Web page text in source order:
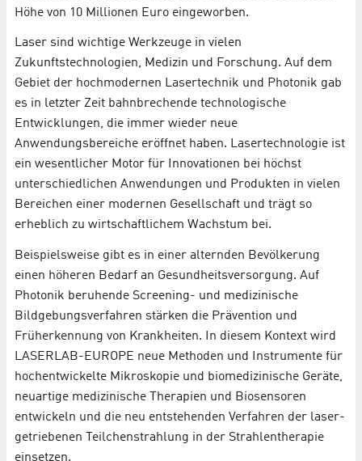
Höhe von 10 Millionen Euro eingeworben.
Laser sind wichtige Werkzeuge in vielen
Zukunftstechnologien, Medizin und Forschung. Auf dem
Gebiet der hochmodernen Lasertechnik und Photonik gab
es in letzter Zeit bahnbrechende technologische
Entwicklungen, die immer wieder neue
Anwendungsbereiche eröffnet haben. Lasertechnologie ist
ein wesentlicher Motor für Innovationen bei höchst
unterschiedlichen Anwendungen und Produkten in vielen
Bereichen einer modernen Gesellschaft und trägt so
erheblich zu wirtschaftlichem Wachstum bei.
Beispielsweise gibt es in einer alternden Bevölkerung
einen höheren Bedarf an Gesundheitsversorgung. Auf
Photonik beruhende Screening- und medizinische
Bildgebungsverfahren stärken die Prävention und
Früherkennung von Krankheiten. In diesem Kontext wird
LASERLAB-EUROPE neue Methoden und Instrumente für
hochentwickelte Mikroskopie und biomedizinische Geräte,
neuartige medizinische Therapien und Biosensoren
entwickeln und die neu entstehenden Verfahren der laser-
getriebenen Teilchenstrahlung in der Strahlentherapie
einsetzen.